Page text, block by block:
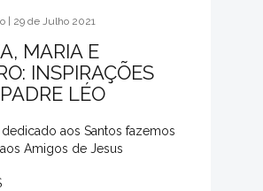
| 29 de Julho 2021
MARIA E
INSPIRAÇÕES
LÉO
dedicado aos Santos fazemos
Amigos de Jesus